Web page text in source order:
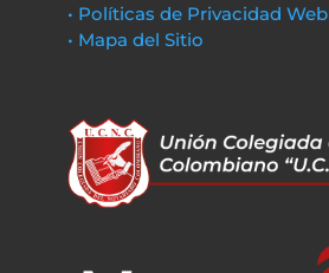
• Políticas de Privacidad Web
• Mapa del Sitio